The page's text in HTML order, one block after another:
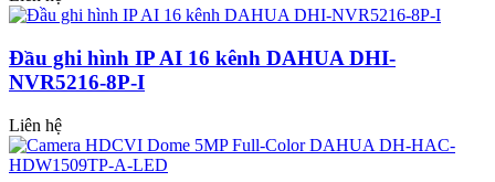
Đầu ghi hình IP AI 16 kênh DAHUA DHI-
NVR5216-8P-I
Liên hệ